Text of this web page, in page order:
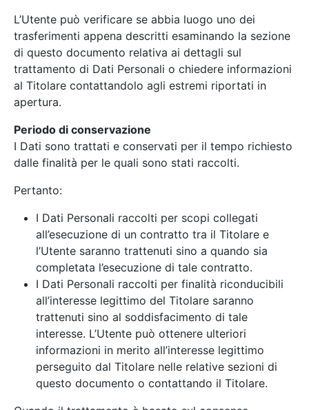
L’Utente può verificare se abbia luogo uno dei
trasferimenti appena descritti esaminando la sezione
di questo documento relativa ai dettagli sul
trattamento di Dati Personali o chiedere informazioni
al Titolare contattandolo agli estremi riportati in
apertura.
Periodo di conservazione
I Dati sono trattati e conservati per il tempo richiesto
dalle finalità per le quali sono stati raccolti.
Pertanto:
I Dati Personali raccolti per scopi collegati
all’esecuzione di un contratto tra il Titolare e
l’Utente saranno trattenuti sino a quando sia
completata l’esecuzione di tale contratto.
I Dati Personali raccolti per finalità riconducibili
all’interesse legittimo del Titolare saranno
trattenuti sino al soddisfacimento di tale
interesse. L’Utente può ottenere ulteriori
informazioni in merito all’interesse legittimo
perseguito dal Titolare nelle relative sezioni di
questo documento o contattando il Titolare.